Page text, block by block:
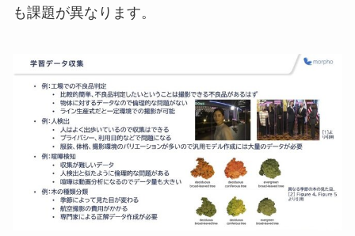
も課題が異なります。